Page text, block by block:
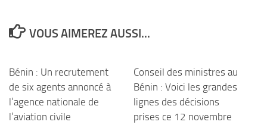
VOUS AIMEREZ AUSSI...
Bénin : Un recrutement
de six agents annoncé à
l’agence nationale de
l’aviation civile
Conseil des ministres au
Bénin : Voici les grandes
lignes des décisions
prises ce 12 novembre